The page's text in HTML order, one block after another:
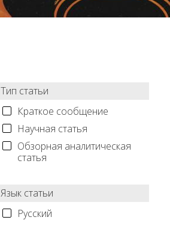
Тип статьи
Краткое сообщение
Научная статья
Обзорная аналитическая
статья
Язык статьи
Русский